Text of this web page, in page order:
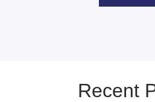
Recent